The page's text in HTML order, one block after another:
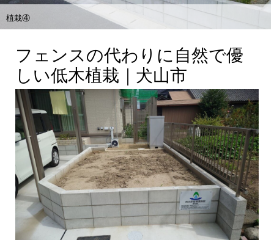
植栽④
フェンスの代わりに自然で優
しい低木植栽｜犬山市